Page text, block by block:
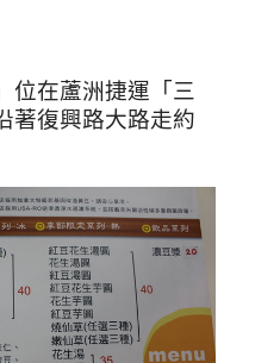
位在蘆洲捷運「三
著復興路大路走約